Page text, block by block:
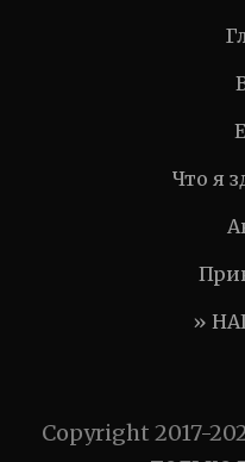
Что я
»
Copyright 2017-